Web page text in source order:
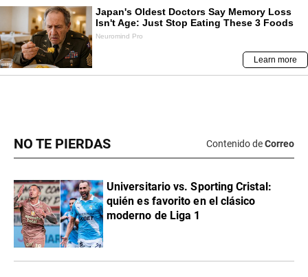
NO TE PIERDAS Contenido deCorreo
Universitario vs. Sporting Cristal:
quién es favorito en el clásico
moderno de Liga 1